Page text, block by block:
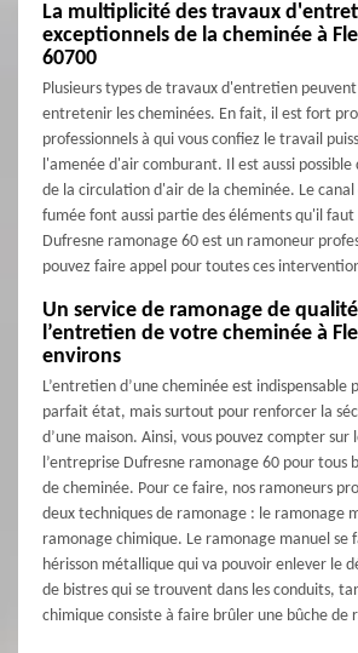
La multiplicité des travaux
exceptionnels de la cheminée à
60700
Plusieurs types de travaux d'entretien
entretenir les cheminées. En fait, il est fort
professionnels à qui vous confiez le travail
l'amenée d'air comburant. Il est aussi
de la circulation d'air de la cheminée. Le
fumée font aussi partie des éléments qu'il
Dufresne ramonage 60 est un ramoneur
pouvez faire appel pour toutes ces
Un service de ramonage de
l’entretien de votre cheminée à
environs
L’entretien d’une cheminée est indispensable
parfait état, mais surtout pour renforcer la
d’une maison. Ainsi, vous pouvez compter sur
l’entreprise Dufresne ramonage 60 pour tous
de cheminée. Pour ce faire, nos ramoneurs
deux techniques de ramonage : le ramonage
ramonage chimique. Le ramonage manuel se
hérisson métallique qui va pouvoir enlever le
de bistres qui se trouvent dans les conduits,
chimique consiste à faire brûler une bûche de